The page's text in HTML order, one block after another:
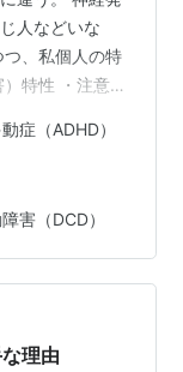
人などいな
、私個人の特
特性 ・注意欠
害、計算障害
困難症LiD）
） IQ検査
理 凸 ワーキ
ト抜粋：聴覚
症（ADHD）
害（DCD）
理由